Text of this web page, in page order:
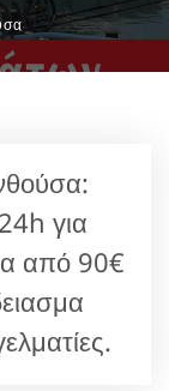
για
από 90€